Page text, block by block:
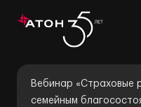
Вебинар «Страховые
семейным